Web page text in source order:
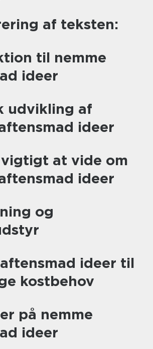
af teksten:
til nemme
ideer
udvikling af
ideer
vigtigt at vide om
ideer
og
ideer til
kostbehov
på nemme
ideer